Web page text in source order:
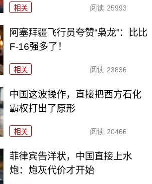
相关 阅读 25993
阿塞拜疆飞行员夸赞“枭龙”：比比
F-16强多了！
相关 阅读 23836
中国这波操作，直接把西方石化
霸权打出了原形
相关 阅读 20466
菲律宾告洋状，中国直接上水
炮：炮灰代价才开始